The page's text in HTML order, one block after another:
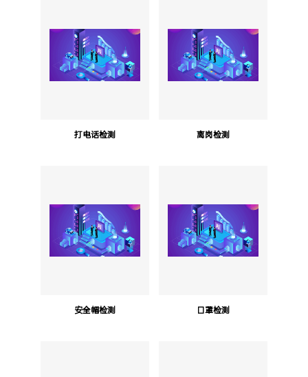
打电话检测 离岗检测
安全帽检测 口罩检测